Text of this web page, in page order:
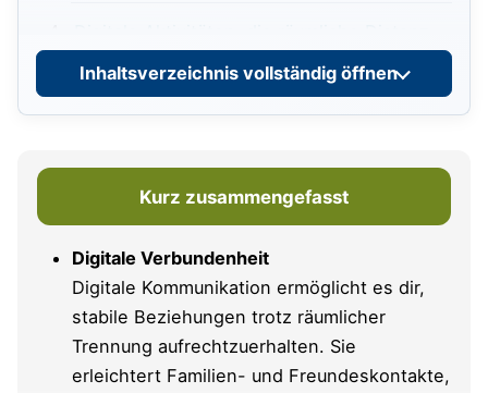
überbrücken
organisieren
Digitale Kommunikation in Familien
koordinieren
Digitale Gemeinschaftsprojekte zur
Stärkung sozialer Bindungen
Inhaltsverzeichnis vollständig öffnen
Kurz zusammengefasst
Digitale Verbundenheit
Digitale Kommunikation ermöglicht es dir,
stabile Beziehungen trotz räumlicher
Trennung aufrechtzuerhalten. Sie
erleichtert Familien- und Freundeskontakte,